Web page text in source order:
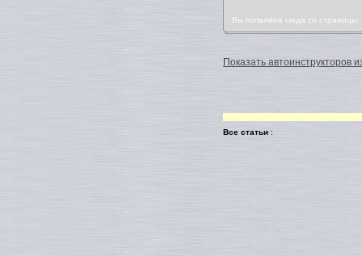
Вы попалина сюда со
Показать автоинструкторов
Все статьи :